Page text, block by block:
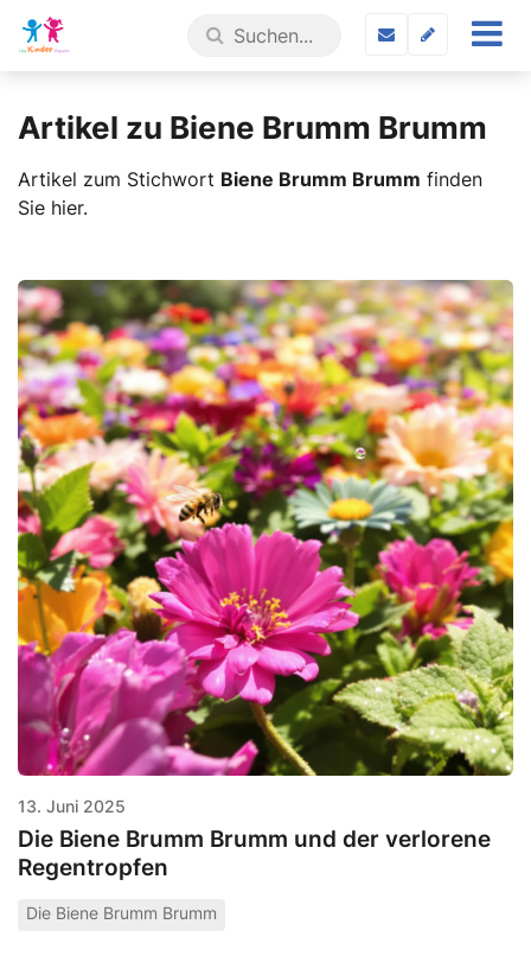
Artikel zu Biene Brumm Brumm
Artikel zum Stichwort Biene Brumm Brumm finden
Sie hier.
13. Juni 2025
Die Biene Brumm Brumm und der verlorene
Regentropfen
Die Biene Brumm Brumm